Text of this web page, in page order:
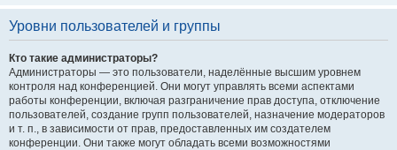
Уровни пользователей и группы
Кто такие администраторы?
Администраторы — это пользователи, наделённые высшим уровнем
контроля над конференцией. Они могут управлять всеми аспектами
работы конференции, включая разграничение прав доступа, отключение
пользователей, создание групп пользователей, назначение модераторов
и т. п., в зависимости от прав, предоставленных им создателем
конференции. Они также могут обладать всеми возможностями